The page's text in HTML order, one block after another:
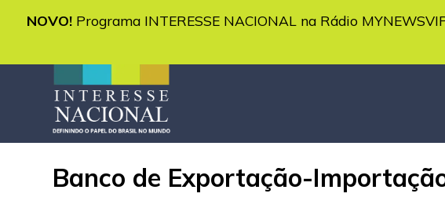
NOVO! Programa INTERESSE NACIONAL na Rádio
Banco de Exportação-